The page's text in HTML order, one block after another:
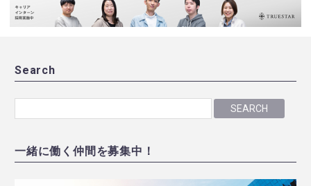
Search
SEARCH
一緒に働く仲間を募集中！